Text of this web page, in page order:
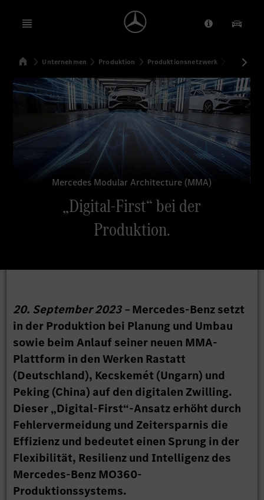
Open menu Anbieter/
SuchenStartseite
Unternehmen Produktion Produktionsnetzwerk „Digital-
Mercedes Modular Architecture (MMA)
„Digital-First“ bei der
Produktion.
20. September 2023 –Mercedes-Benz setzt
in der Produktion bei Planung und Umbau
sowie beim Anlauf seiner neuen MMA-
Plattform in den Werken Rastatt
(Deutschland), Kecskemét (Ungarn) und
Peking (China) auf den digitalen Zwilling.
Dieser „Digital-First“-Ansatz erhöht durch
Fehlervermeidung und Zeitersparnis die
Effizienz und bedeutet einen Sprung in der
Flexibilität, Resilienz und Intelligenz des
Mercedes-Benz MO360-
Produktionssystems.